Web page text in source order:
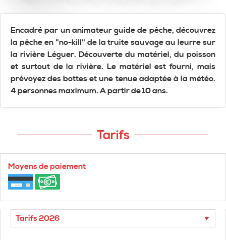
Encadré par un animateur guide de pêche, découvrez
la pêche en "no-kill" de la truite sauvage au leurre sur
la rivière Léguer. Découverte du matériel, du poisson
et surtout de la rivière. Le matériel est fourni, mais
prévoyez des bottes et une tenue adaptée à la météo.
4 personnes maximum. A partir de 10 ans.
Tarifs
Moyens de paiement